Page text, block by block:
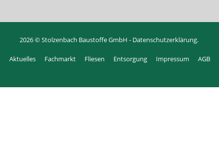
2026 © Stolzenbach Baustoffe GmbH - Datenschutzerklärung.
Aktuelles Fachmarkt Fliesen Entsorgung Impressum AGB